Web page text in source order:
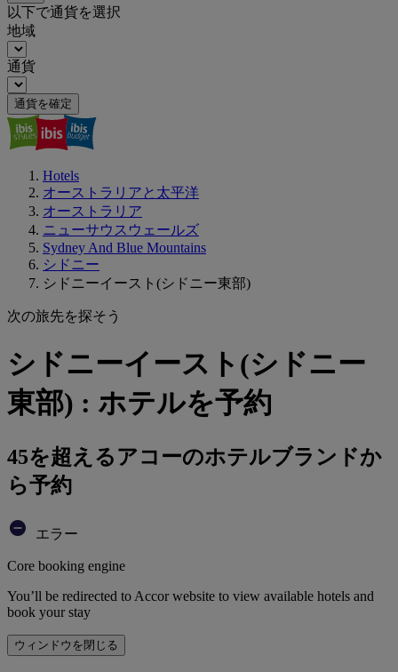
以下で通貨を選択
地域
通貨
通貨を確定
Hotels
オーストラリアと太平洋
オーストラリア
ニューサウスウェールズ
Sydney And Blue Mountains
シドニー
シドニーイースト(シドニー東部)
次の旅先を探そう
シドニーイースト(シドニー
東部) : ホテルを予約
45を超えるアコーのホテルブランドか
ら予約
エラー
Core booking engine
You’ll be redirected to Accor website to view available hotels and
book your stay
ウィンドウを閉じる